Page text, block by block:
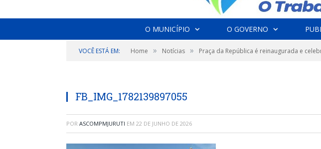
O MUNICÍPIO O GOVERNO
VOCÊ ESTÁ EM: Home » Notícias » Praça da República é reinaugurada e
FB_IMG_1782139897055
POR ASCOMPMJURUTI EM 22 DE JUNHO DE 2026